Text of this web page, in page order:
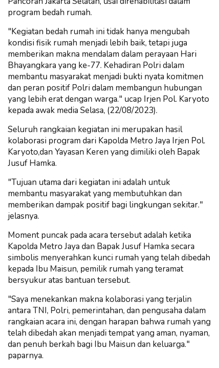
program bedah rumah.
"Kegiatan bedah rumah ini tidak hanya mengubah
kondisi fisik rumah menjadi lebih baik, tetapi juga
memberikan makna mendalam dalam perayaan Hari
Bhayangkara yang ke-77. Kehadiran Polri dalam
membantu masyarakat menjadi bukti nyata komitmen
dan peran positif Polri dalam membangun hubungan
yang lebih erat dengan warga." ucap Irjen Pol. Karyoto
kepada awak media Selasa, (22/08/2023).
Seluruh rangkaian kegiatan ini merupakan hasil
kolaborasi program dari Kapolda Metro Jaya Irjen Pol.
Karyoto,dan Yayasan Keren yang dimiliki oleh Bapak
Jusuf Hamka.
"Tujuan utama dari kegiatan ini adalah untuk
membantu masyarakat yang membutuhkan dan
memberikan dampak positif bagi lingkungan sekitar."
jelasnya.
Moment puncak pada acara tersebut adalah ketika
Kapolda Metro Jaya dan Bapak Jusuf Hamka secara
simbolis menyerahkan kunci rumah yang telah dibedah
kepada Ibu Maisun, pemilik rumah yang teramat
bersyukur atas bantuan tersebut.
"Saya menekankan makna kolaborasi yang terjalin
antara TNI, Polri, pemerintahan, dan pengusaha dalam
rangkaian acara ini, dengan harapan bahwa rumah yang
telah dibedah akan menjadi tempat yang aman, nyaman,
dan penuh berkah bagi Ibu Maisun dan keluarga."
paparnya.